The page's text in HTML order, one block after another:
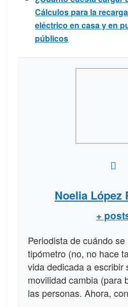
Cálculos para la
eléctrico en casa y en
públicos
Noelia López
+
Periodista de cuándo
tipómetro (no, no hace
vida dedicada a escribir
movilidad cambia (para
las personas. Ahora,